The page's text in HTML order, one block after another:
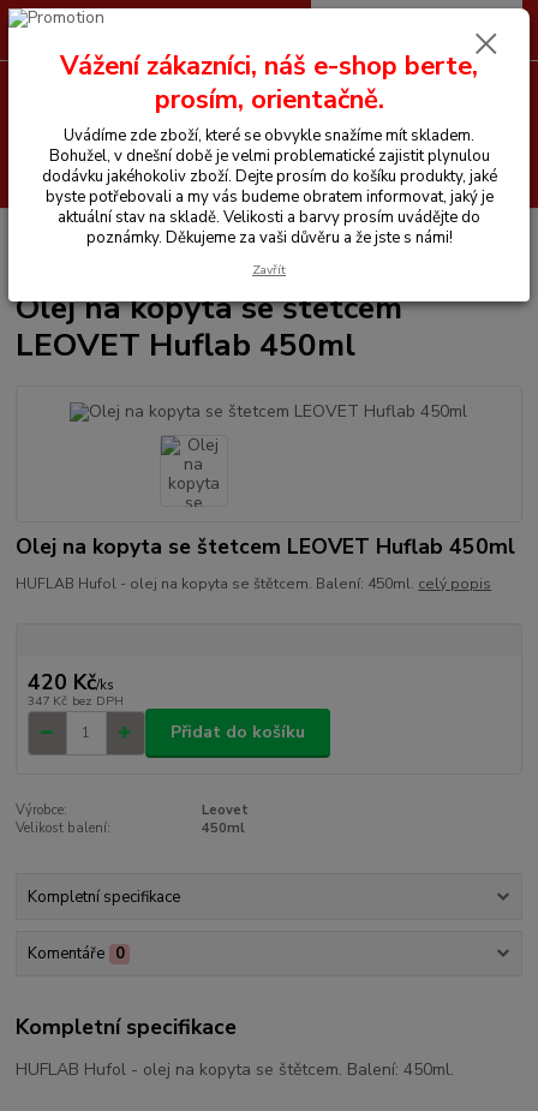
Hledat
+420 605 255 500 0 Kč
Chemické prostředky Péče o kopyta
Olej na kopyta se štetcem
Olej na kopyta se štetcem
LEOVET Huflab 450ml
Olej na kopyta se štetcem LEOVET Huflab 450ml
HUFLAB Hufol - olej na kopyta se štětcem. Balení: 450ml. celý popis
420 Kč/ks
347 Kč bez DPH
Přidat do košíku
Výrobce:
Leovet
Velikost balení:
450ml
Kompletní specifikace
Komentáře 0
Kompletní specifikace
HUFLAB Hufol - olej na kopyta se štětcem. Balení: 450ml.
Vážení zákazníci, náš e-shop berte,
prosím, orientačně.
Uvádíme zde zboží, které se obvykle snažíme mít skladem.
Bohužel, v dnešní době je velmi problematické zajistit plynulou
dodávku jakéhokoliv zboží. Dejte prosím do košíku produkty, jaké
byste potřebovali a my vás budeme obratem informovat, jaký je
aktuální stav na skladě. Velikosti a barvy prosím uvádějte do
poznámky. Děkujeme za vaši důvěru a že jste s námi!
Zavřít